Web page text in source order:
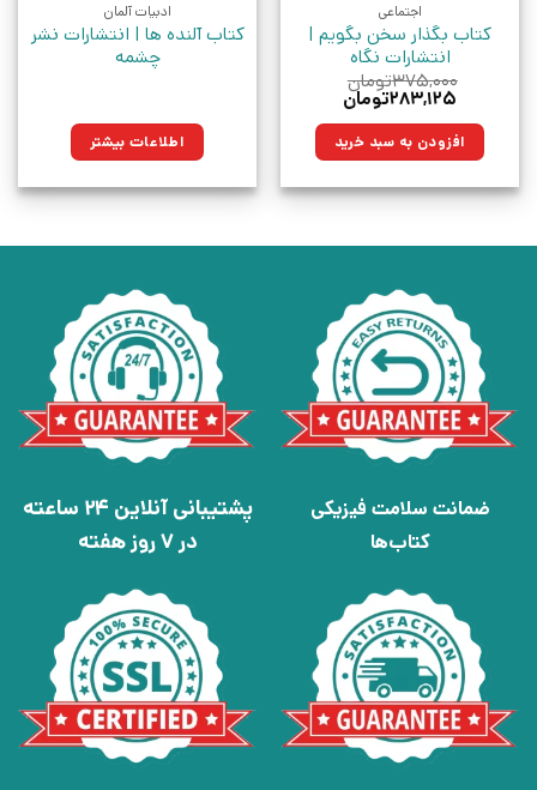
اجتماعی
کتاب بگذار سخن بگویم |
انتشارات نگاه
۳۷۵,۰۰۰تومان
قیمت
۳۷۵,۰۰۰تومان
بود.
۲۸۳,۱۲۵تومان
۲۸۳,۱۲۵تومان.افزودن به سبد خرید
ادبیات آلمان
کتاب آلنده ها | انتشارات نشر
چشمه
اطلاعات بیشتر
ضمانت سلامت فیزیکی
کتاب‌ها
پشتیبانی آنلاین 24 ساعته
در 7 روز هفته